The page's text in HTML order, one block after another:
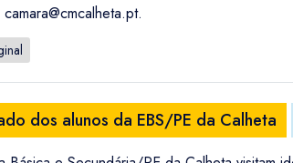
camara@cmcalheta.pt.
dos alunos da EBS/PE da Calheta